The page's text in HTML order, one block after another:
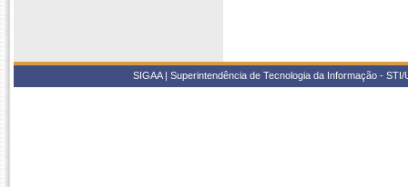
SIGAA | Superintendência de Tecnologia da Informação -